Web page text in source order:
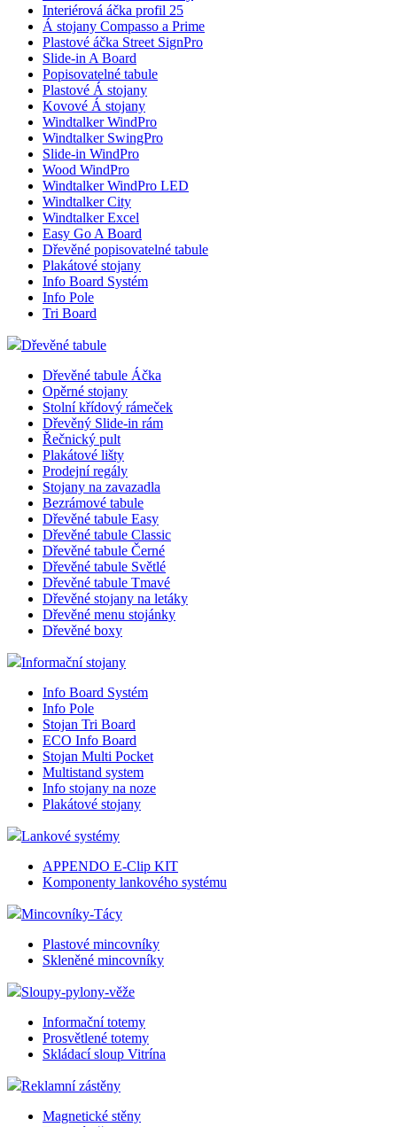
Interiérová áčka profil 25
Á stojany Compasso a Prime
Plastové áčka Street SignPro
Slide-in A Board
Popisovatelné tabule
Plastové Á stojany
Kovové Á stojany
Windtalker WindPro
Windtalker SwingPro
Slide-in WindPro
Wood WindPro
Windtalker WindPro LED
Windtalker City
Windtalker Excel
Easy Go A Board
Dřevěné popisovatelné tabule
Plakátové stojany
Info Board Systém
Info Pole
Tri Board
Dřevěné tabule
Dřevěné tabule Áčka
Opěrné stojany
Stolní křídový rámeček
Dřevěný Slide-in rám
Řečnický pult
Plakátové lišty
Prodejní regály
Stojany na zavazadla
Bezrámové tabule
Dřevěné tabule Easy
Dřevěné tabule Classic
Dřevěné tabule Černé
Dřevěné tabule Světlé
Dřevěné tabule Tmavé
Dřevěné stojany na letáky
Dřevěné menu stojánky
Dřevěné boxy
Informační stojany
Info Board Systém
Info Pole
Stojan Tri Board
ECO Info Board
Stojan Multi Pocket
Multistand system
Info stojany na noze
Plakátové stojany
Lankové systémy
APPENDO E-Clip KIT
Komponenty lankového systému
Mincovníky-Tácy
Plastové mincovníky
Skleněné mincovníky
Sloupy-pylony-věže
Informační totemy
Prosvětlené totemy
Skládací sloup Vitrína
Reklamní zástěny
Magnetické stěny